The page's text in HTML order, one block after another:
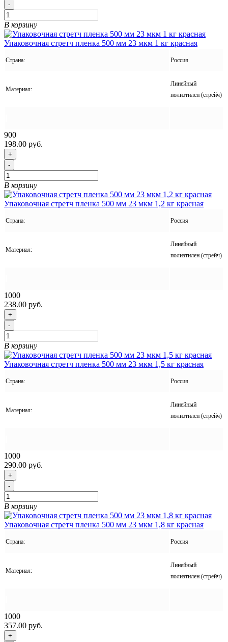
-
В корзину
Упаковочная стретч пленка 500 мм 23 мкм 1 кг красная
Страна: Россия
Материал:
Линейный
полиэтилен (стрейч)
900
198.00 руб.
+
-
В корзину
Упаковочная стретч пленка 500 мм 23 мкм 1,2 кг красная
Страна: Россия
Материал:
Линейный
полиэтилен (стрейч)
1000
238.00 руб.
+
-
В корзину
Упаковочная стретч пленка 500 мм 23 мкм 1,5 кг красная
Страна: Россия
Материал:
Линейный
полиэтилен (стрейч)
1000
290.00 руб.
+
-
В корзину
Упаковочная стретч пленка 500 мм 23 мкм 1,8 кг красная
Страна: Россия
Материал:
Линейный
полиэтилен (стрейч)
1000
357.00 руб.
+